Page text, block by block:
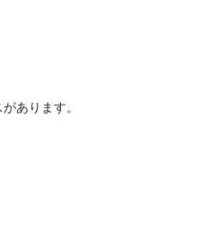
あります。